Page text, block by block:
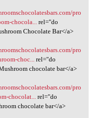
pro
chocola...
rel="do
Chocolate Bar</a>
pro
choc...
rel="do
chocolate bar</a>
pro
chocolat...
rel="do
chocolate bar</a>